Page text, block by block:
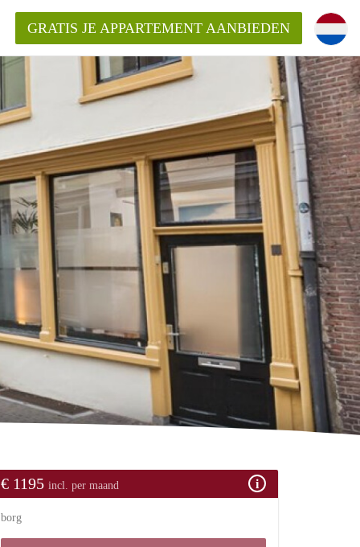
?
het aangeboden
GRATIS JE APPARTEMENT AANBIEDEN
€ 1195 incl. per maand
borg